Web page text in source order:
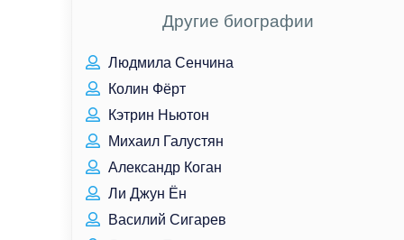
Другие биографии
Людмила Сенчина
Колин Фёрт
Кэтрин Ньютон
Михаил Галустян
Александр Коган
Ли Джун Ён
Василий Сигарев